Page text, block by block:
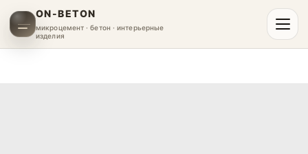
ON-BETON
микроцемент · бетон · интерьерные
изделия